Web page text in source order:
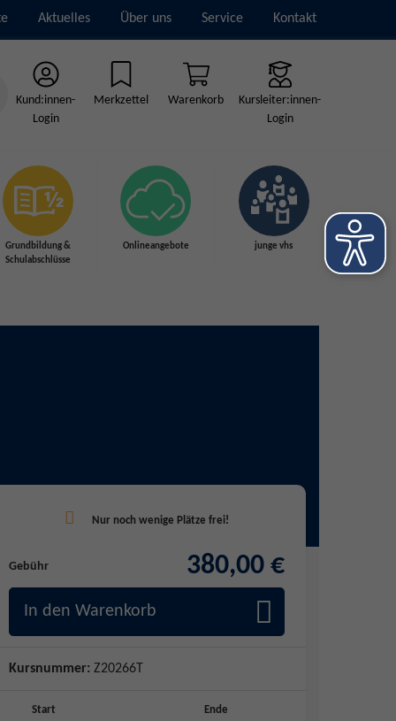
Aktuelles Über uns Service Kontakt
Kund:innen-
Login
Merkzettel Warenkorb
Kursleiter:innen-
Login
Grundbildung &
Schulabschlüsse
Onlineangebote junge vhs
Gebühr 380,00 €
In den Warenkorb
Kursnummer: Z20266T
Start Ende